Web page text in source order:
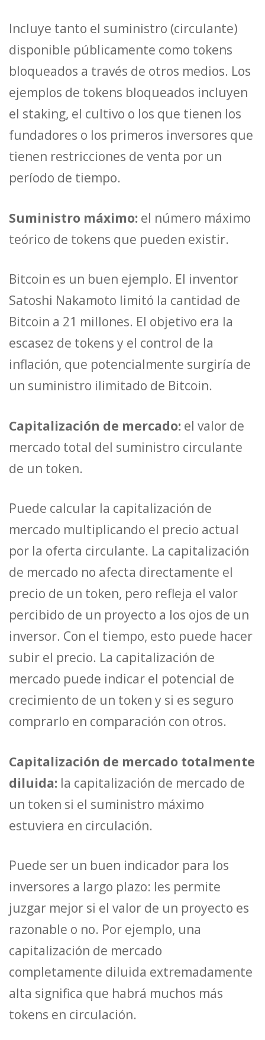
Incluye tanto el suministro (circulante)
disponible públicamente como tokens
bloqueados a través de otros medios. Los
ejemplos de tokens bloqueados incluyen
el staking, el cultivo o los que tienen los
fundadores o los primeros inversores que
tienen restricciones de venta por un
período de tiempo.
Suministro máximo: el número máximo
teórico de tokens que pueden existir.
Bitcoin es un buen ejemplo. El inventor
Satoshi Nakamoto limitó la cantidad de
Bitcoin a 21 millones. El objetivo era la
escasez de tokens y el control de la
inflación, que potencialmente surgiría de
un suministro ilimitado de Bitcoin.
Capitalización de mercado: el valor de
mercado total del suministro circulante
de un token.
Puede calcular la capitalización de
mercado multiplicando el precio actual
por la oferta circulante. La capitalización
de mercado no afecta directamente el
precio de un token, pero refleja el valor
percibido de un proyecto a los ojos de un
inversor. Con el tiempo, esto puede hacer
subir el precio. La capitalización de
mercado puede indicar el potencial de
crecimiento de un token y si es seguro
comprarlo en comparación con otros.
Capitalización de mercado totalmente
diluida: la capitalización de mercado de
un token si el suministro máximo
estuviera en circulación.
Puede ser un buen indicador para los
inversores a largo plazo: les permite
juzgar mejor si el valor de un proyecto es
razonable o no. Por ejemplo, una
capitalización de mercado
completamente diluida extremadamente
alta significa que habrá muchos más
tokens en circulación.